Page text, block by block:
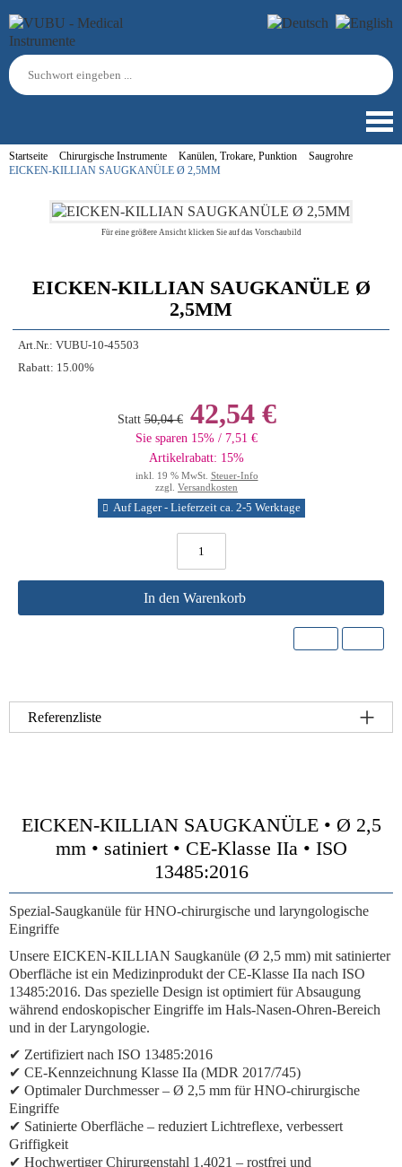
Startseite Chirurgische Instrumente Kanülen, Trokare, Punktion
Saugrohre
EICKEN-KILLIAN SAUGKANÜLE Ø 2,5MM
Für eine größere Ansicht klicken Sie auf das Vorschaubild
EICKEN-KILLIAN SAUGKANÜLE Ø
2,5MM
Art.Nr.: VUBU-10-45503
Rabatt: 15.00%
Statt 50,04 €42,54 €
Sie sparen 15% / 7,51 €
Artikelrabatt: 15%
inkl. 19 % MwSt. Steuer-Info
zzgl. Versandkosten
Auf Lager - Lieferzeit ca. 2-5 Werktage
In den Warenkorb
Referenzliste
EICKEN-KILLIAN SAUGKANÜLE • Ø 2,5
mm • satiniert • CE-Klasse IIa • ISO
13485:2016
Spezial-Saugkanüle für HNO-chirurgische und laryngologische
Eingriffe
Unsere EICKEN-KILLIAN Saugkanüle (Ø 2,5 mm) mit satinierter
Oberfläche ist ein Medizinprodukt der CE-Klasse IIa nach ISO
13485:2016. Das spezielle Design ist optimiert für Absaugung
während endoskopischer Eingriffe im Hals-Nasen-Ohren-Bereich
und in der Laryngologie.
✔ Zertifiziert nach ISO 13485:2016
✔ CE-Kennzeichnung Klasse IIa (MDR 2017/745)
✔ Optimaler Durchmesser – Ø 2,5 mm für HNO-chirurgische
Eingriffe
✔ Satinierte Oberfläche – reduziert Lichtreflexe, verbessert
Griffigkeit
✔ Hochwertiger Chirurgenstahl 1.4021 – rostfrei und